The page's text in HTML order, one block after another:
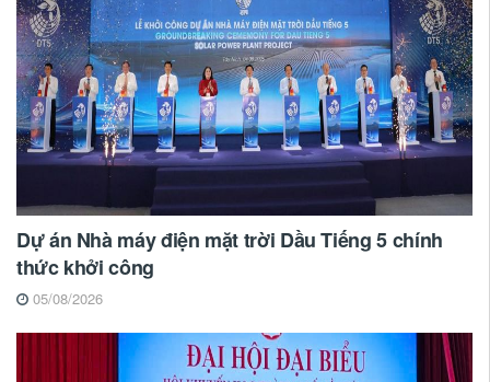
Dự án Nhà máy điện mặt trời Dầu Tiếng 5 chính
thức khởi công
05/08/2026